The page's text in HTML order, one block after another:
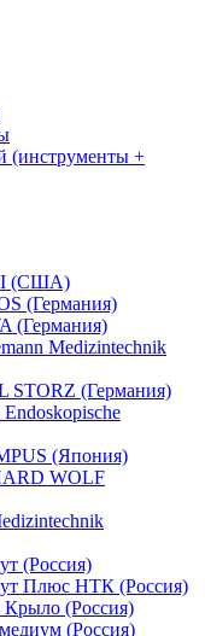
(инструменты +
(США)
(Германия)
(Германия)
Medizintechnik
STORZ (Германия)
(Япония)
WOLF
(Россия)
Плюс НТК (Россия)
(Россия)
(Россия)